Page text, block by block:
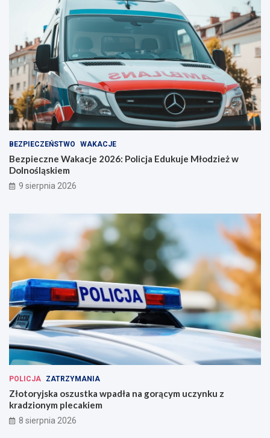
BEZPIECZEŃSTWO WAKACJE
Bezpieczne Wakacje 2026: Policja Edukuje Młodzież w
Dolnośląskiem
9 sierpnia 2026
POLICJA ZATRZYMANIA
Złotoryjska oszustka wpadła na gorącym uczynku z
kradzionym plecakiem
8 sierpnia 2026